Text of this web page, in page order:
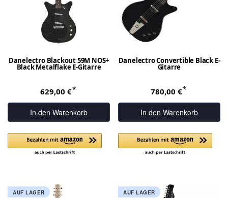
Danelectro Blackout 59M NOS+
Black Metalflake E-Gitarre
629,00 €*
In den Warenkorb
Danelectro Convertible Black E-
Gitarre
780,00 €*
In den Warenkorb
AUF LAGER AUF LAGER